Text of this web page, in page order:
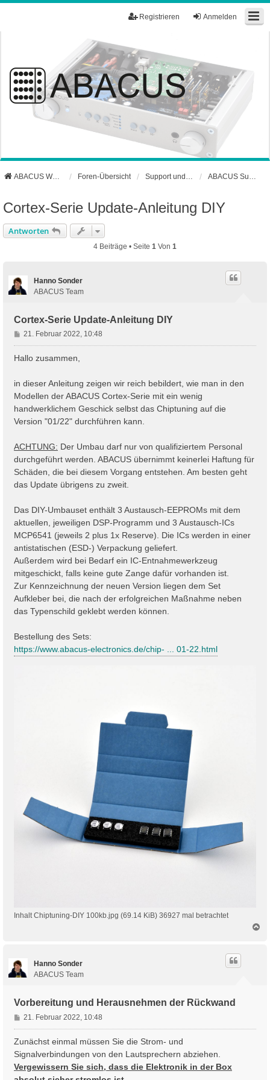
Anmelden
Registrieren
ABACUS Webseite Foren-Übersicht
Cortex-Serie Update-Anleitung DIY
Antworten
4 Beiträge • Seite 1 Von 1
Hanno Sonder
ABACUS Team
Cortex-Serie Update-Anleitung DIY
B
e
i
a
g
21. Februar 2022, 10:48
Hallo zusammen,
in dieser Anleitung zeigen wir reich bebildert, wie man in den
Modellen der ABACUS Cortex-Serie mit ein wenig
handwerklichem Geschick selbst das Chiptuning auf die
Version "01/22" durchführen kann.
ACHTUNG: Der Umbau darf nur von qualifiziertem Personal
durchgeführt werden. ABACUS übernimmt keinerlei Haftung für
Schäden, die bei diesem Vorgang entstehen. Am besten geht
das Update übrigens zu zweit.
Das DIY-Umbauset enthält 3 Austausch-EEPROMs mit dem
aktuellen, jeweiligen DSP-Programm und 3 Austausch-ICs
MCP6541 (jeweils 2 plus 1x Reserve). Die ICs werden in einer
antistatischen (ESD-) Verpackung geliefert.
Außerdem wird bei Bedarf ein IC-Entnahmewerkzeug
mitgeschickt, falls keine gute Zange dafür vorhanden ist.
Zur Kennzeichnung der neuen Version liegen dem Set
Aufkleber bei, die nach der erfolgreichen Maßnahme neben
das Typenschild geklebt werden können.
Bestellung des Sets:
https://www.abacus-electronics.de/chip- ... 01-22.html
Inhalt Chiptuning-DIY 100kb.jpg (69.14 KiB) 36927 mal betrachtet
Hanno Sonder
ABACUS Team
Vorbereitung und Herausnehmen der Rückwand
B
e
i
t
r
a
21. Februar 2022, 10:48
Zunächst einmal müssen Sie die Strom- und
Signalverbindungen von den Lautsprechern abziehen.
Vergewissern Sie sich, dass die Elektronik in der Box